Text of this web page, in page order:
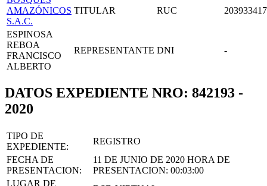
AMAZÓNICOS
S.A.C.
TITULAR RUC
ESPINOSA
REBOA
FRANCISCO
ALBERTO
REPRESENTANTE DNI -
DATOS EXPEDIENTE NRO: 842193 -
2020
TIPO DE
EXPEDIENTE:
REGISTRO
FECHA DE
PRESENTACION:
11 DE JUNIO DE 2020 HORA DE
PRESENTACION: 00:03:00
LUGAR DE